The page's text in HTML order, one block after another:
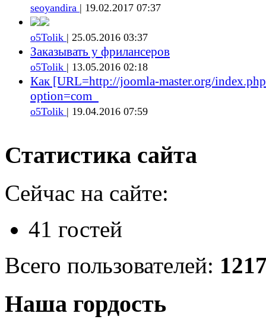
seoyandira | 19.02.2017 07:37
o5Tolik | 25.05.2016 03:37
Заказывать у фрилансеров
o5Tolik | 13.05.2016 02:18
Как [URL=http://joomla-master.org/
option=com_
o5Tolik | 19.04.2016 07:59
Статистика сайта
Сейчас на сайте:
41 гостей
Всего пользователей:
Наша гордость